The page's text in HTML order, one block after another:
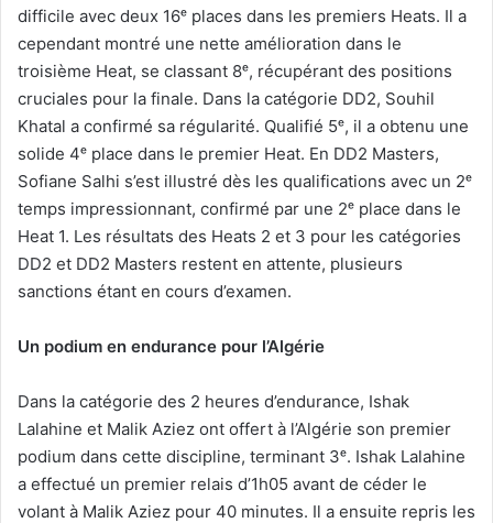
difficile avec deux 16ᵉ places dans les premiers Heats. Il a
cependant montré une nette amélioration dans le
troisième Heat, se classant 8ᵉ, récupérant des positions
cruciales pour la finale. Dans la catégorie DD2, Souhil
Khatal a confirmé sa régularité. Qualifié 5ᵉ, il a obtenu une
solide 4ᵉ place dans le premier Heat. En DD2 Masters,
Sofiane Salhi s’est illustré dès les qualifications avec un 2ᵉ
temps impressionnant, confirmé par une 2ᵉ place dans le
Heat 1. Les résultats des Heats 2 et 3 pour les catégories
DD2 et DD2 Masters restent en attente, plusieurs
sanctions étant en cours d’examen.
Un podium en endurance pour l’Algérie
Dans la catégorie des 2 heures d’endurance, Ishak
Lalahine et Malik Aziez ont offert à l’Algérie son premier
podium dans cette discipline, terminant 3ᵉ. Ishak Lalahine
a effectué un premier relais d’1h05 avant de céder le
volant à Malik Aziez pour 40 minutes. Il a ensuite repris les